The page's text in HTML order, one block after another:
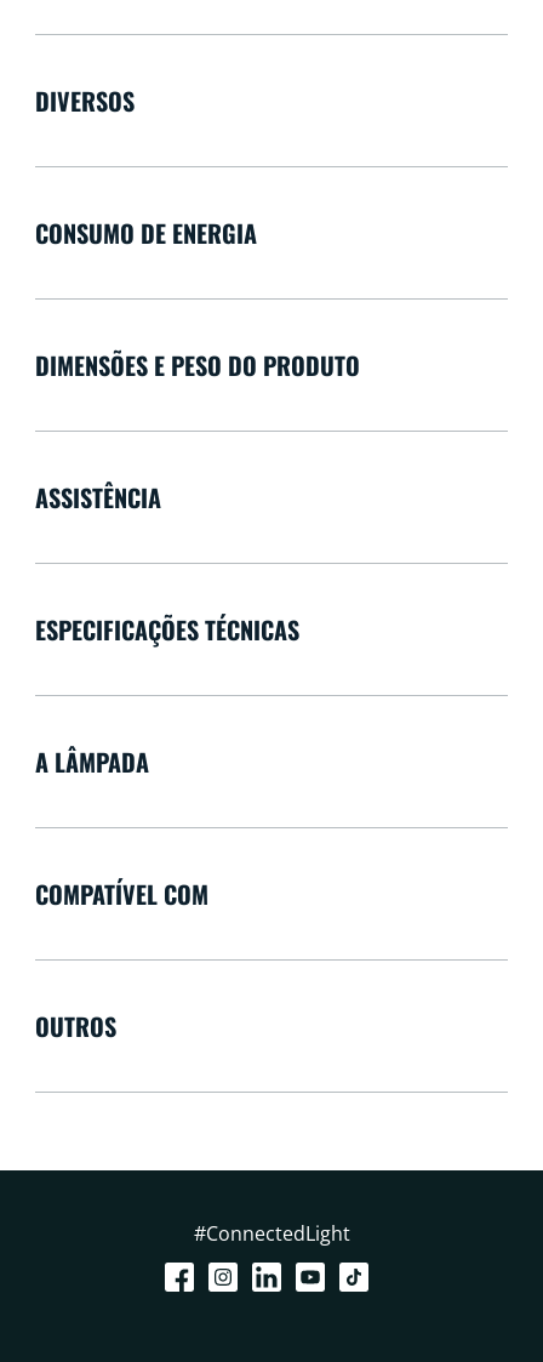
DIVERSOS
CONSUMO DE ENERGIA
DIMENSÕES E PESO DO PRODUTO
ASSISTÊNCIA
ESPECIFICAÇÕES TÉCNICAS
A LÂMPADA
COMPATÍVEL COM
OUTROS
#ConnectedLight